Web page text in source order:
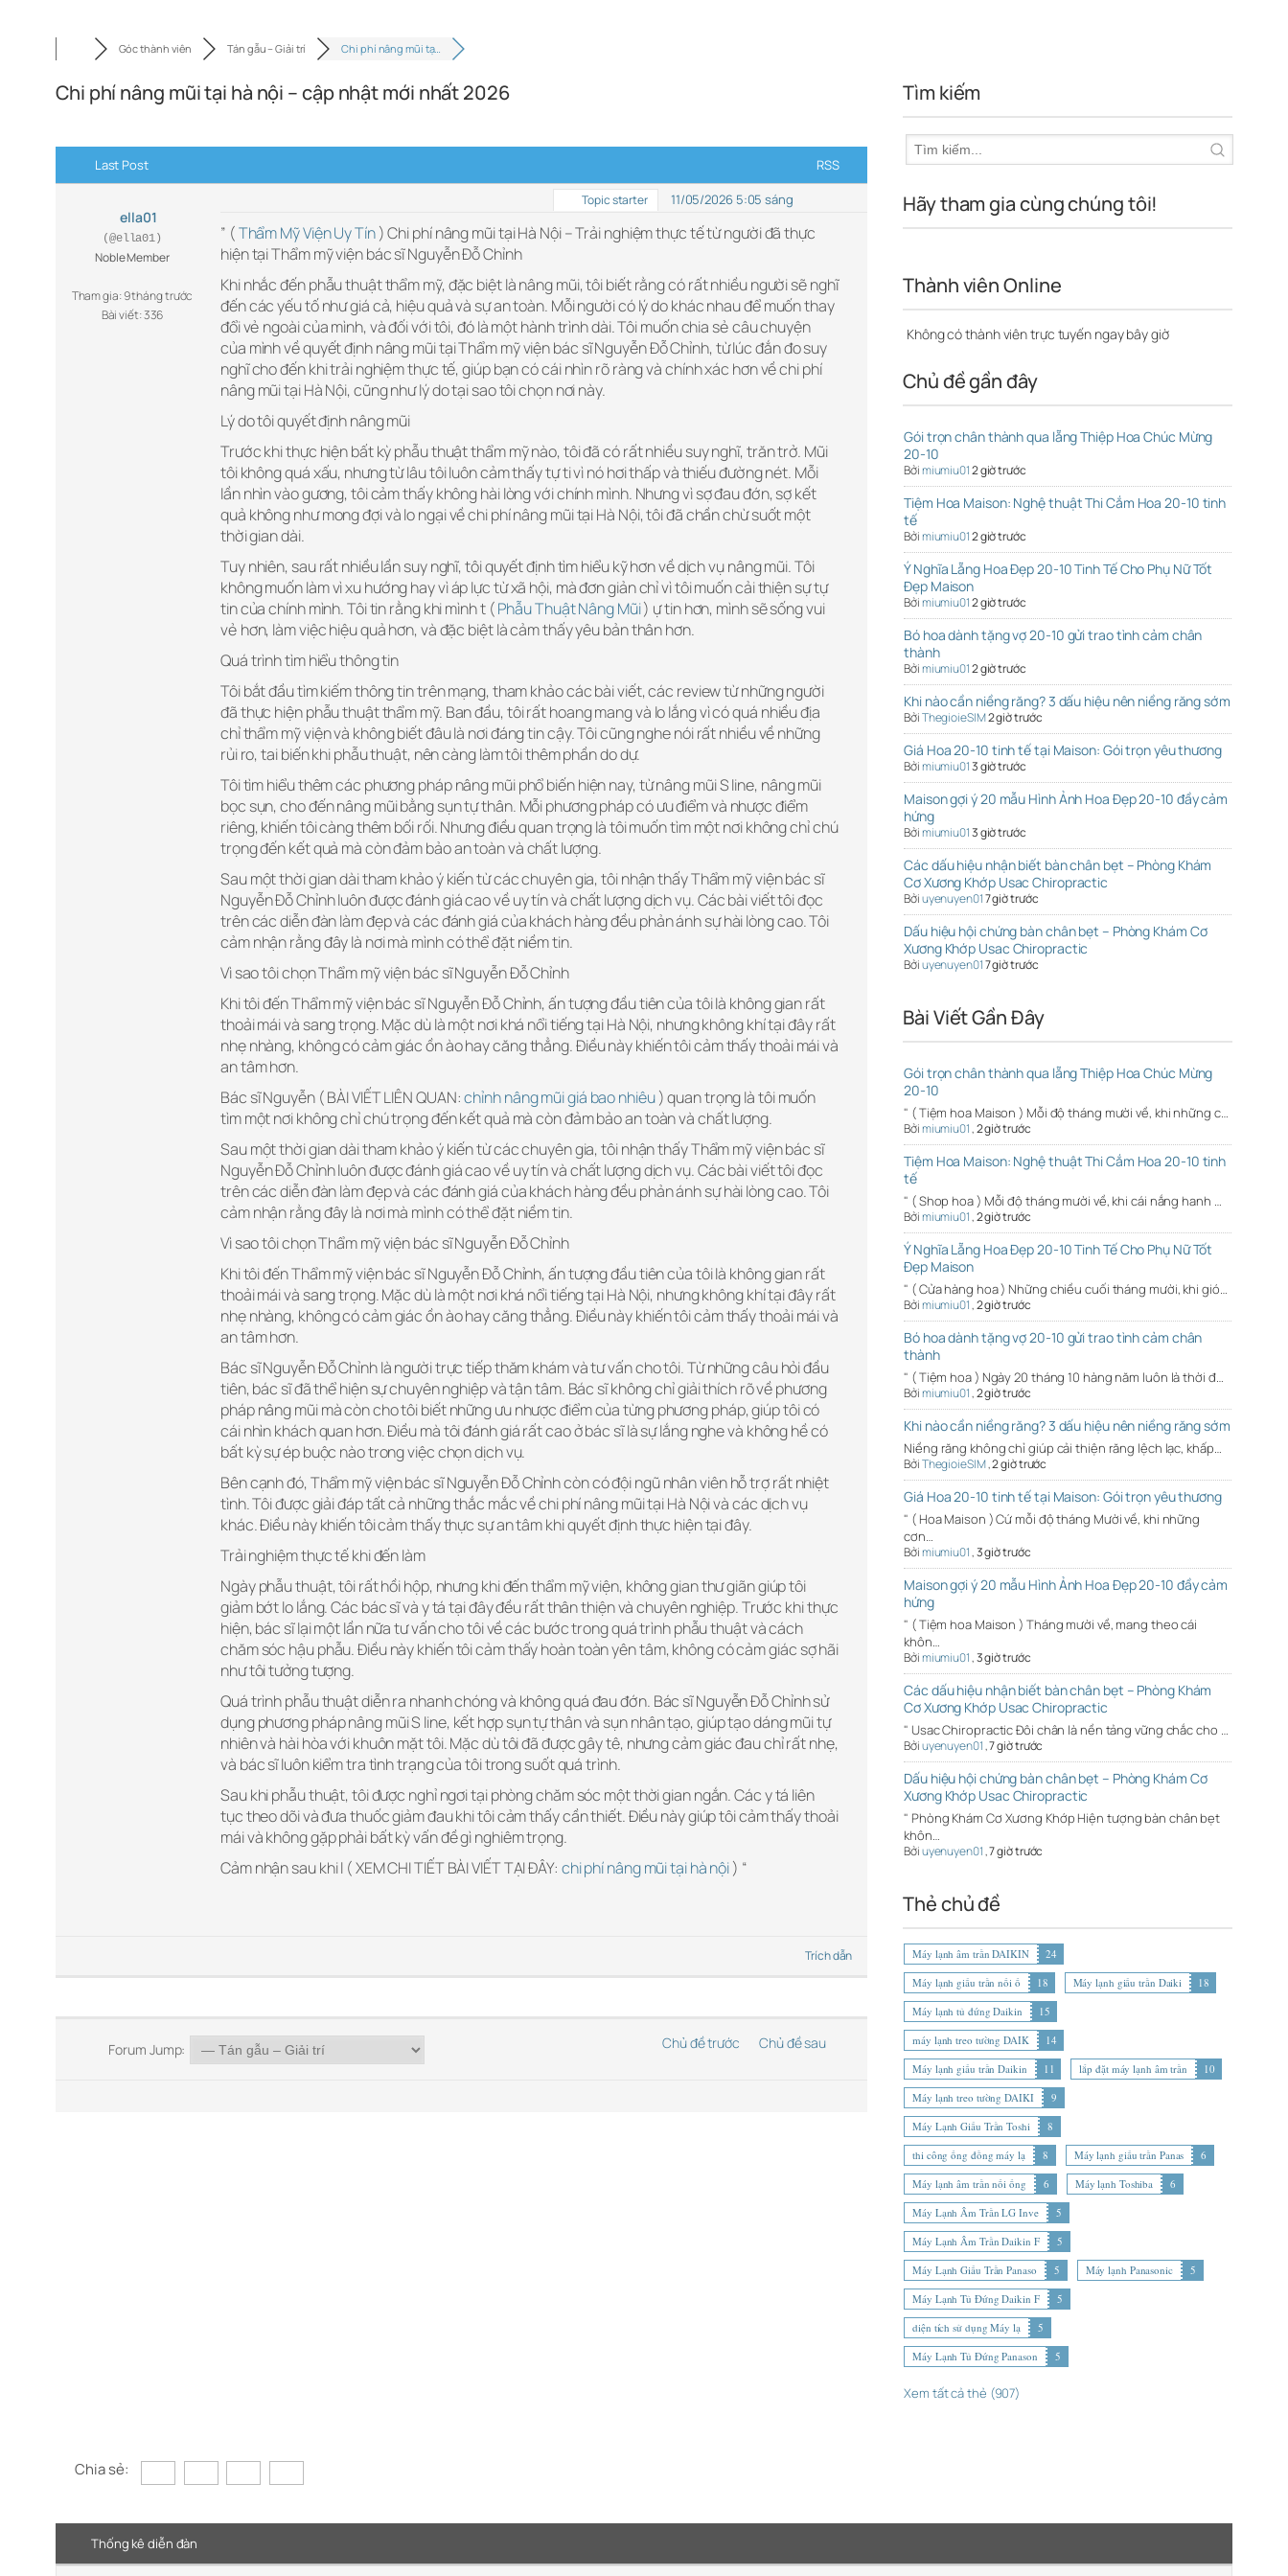
Góc thành viên Tán gẫu – Giải trí Chi phí nâng mũi tạ…
Chi phí nâng mũi tại hà nội – cập nhật mới nhất 2026
Last Post RSS
ella01
(@ella01)
Noble Member
Tham gia: 9 tháng trước
Bài viết: 336
Topic starter 11/05/2026 5:05 sáng
” (Thẩm Mỹ Viện Uy Tín) Chi phí nâng mũi tại Hà Nội – Trải nghiệm thực tế từ người đã thực
hiện tại Thẩm mỹ viện bác sĩ Nguyễn Đỗ Chỉnh
Khi nhắc đến phẫu thuật thẩm mỹ, đặc biệt là nâng mũi, tôi biết rằng có rất nhiều người sẽ nghĩ
đến các yếu tố như giá cả, hiệu quả và sự an toàn. Mỗi người có lý do khác nhau để muốn thay
đổi vẻ ngoài của mình, và đối với tôi, đó là một hành trình dài. Tôi muốn chia sẻ câu chuyện
của mình về quyết định nâng mũi tại Thẩm mỹ viện bác sĩ Nguyễn Đỗ Chỉnh, từ lúc đắn đo suy
nghĩ cho đến khi trải nghiệm thực tế, giúp bạn có cái nhìn rõ ràng và chính xác hơn về chi phí
nâng mũi tại Hà Nội, cũng như lý do tại sao tôi chọn nơi này.
Lý do tôi quyết định nâng mũi
Trước khi thực hiện bất kỳ phẫu thuật thẩm mỹ nào, tôi đã có rất nhiều suy nghĩ, trăn trở. Mũi
tôi không quá xấu, nhưng từ lâu tôi luôn cảm thấy tự ti vì nó hơi thấp và thiếu đường nét. Mỗi
lần nhìn vào gương, tôi cảm thấy không hài lòng với chính mình. Nhưng vì sợ đau đớn, sợ kết
quả không như mong đợi và lo ngại về chi phí nâng mũi tại Hà Nội, tôi đã chần chừ suốt một
thời gian dài.
Tuy nhiên, sau rất nhiều lần suy nghĩ, tôi quyết định tìm hiểu kỹ hơn về dịch vụ nâng mũi. Tôi
không muốn làm vì xu hướng hay vì áp lực từ xã hội, mà đơn giản chỉ vì tôi muốn cải thiện sự tự
tin của chính mình. Tôi tin rằng khi mình t (Phẫu Thuật Nâng Mũi) ự tin hơn, mình sẽ sống vui
vẻ hơn, làm việc hiệu quả hơn, và đặc biệt là cảm thấy yêu bản thân hơn.
Quá trình tìm hiểu thông tin
Tôi bắt đầu tìm kiếm thông tin trên mạng, tham khảo các bài viết, các review từ những người
đã thực hiện phẫu thuật thẩm mỹ. Ban đầu, tôi rất hoang mang và lo lắng vì có quá nhiều địa
chỉ thẩm mỹ viện và không biết đâu là nơi đáng tin cậy. Tôi cũng nghe nói rất nhiều về những
rủi ro, tai biến khi phẫu thuật, nên càng làm tôi thêm phần do dự.
Tôi tìm hiểu thêm các phương pháp nâng mũi phổ biến hiện nay, từ nâng mũi S line, nâng mũi
bọc sụn, cho đến nâng mũi bằng sụn tự thân. Mỗi phương pháp có ưu điểm và nhược điểm
riêng, khiến tôi càng thêm bối rối. Nhưng điều quan trọng là tôi muốn tìm một nơi không chỉ chú
trọng đến kết quả mà còn đảm bảo an toàn và chất lượng.
Sau một thời gian dài tham khảo ý kiến từ các chuyên gia, tôi nhận thấy Thẩm mỹ viện bác sĩ
Nguyễn Đỗ Chỉnh luôn được đánh giá cao về uy tín và chất lượng dịch vụ. Các bài viết tôi đọc
trên các diễn đàn làm đẹp và các đánh giá của khách hàng đều phản ánh sự hài lòng cao. Tôi
cảm nhận rằng đây là nơi mà mình có thể đặt niềm tin.
Vì sao tôi chọn Thẩm mỹ viện bác sĩ Nguyễn Đỗ Chỉnh
Khi tôi đến Thẩm mỹ viện bác sĩ Nguyễn Đỗ Chỉnh, ấn tượng đầu tiên của tôi là không gian rất
thoải mái và sang trọng. Mặc dù là một nơi khá nổi tiếng tại Hà Nội, nhưng không khí tại đây rất
nhẹ nhàng, không có cảm giác ồn ào hay căng thẳng. Điều này khiến tôi cảm thấy thoải mái và
an tâm hơn.
Bác sĩ Nguyễn ( BÀI VIẾT LIÊN QUAN:chỉnh nâng mũi giá bao nhiêu) quan trọng là tôi muốn
tìm một nơi không chỉ chú trọng đến kết quả mà còn đảm bảo an toàn và chất lượng.
Sau một thời gian dài tham khảo ý kiến từ các chuyên gia, tôi nhận thấy Thẩm mỹ viện bác sĩ
Nguyễn Đỗ Chỉnh luôn được đánh giá cao về uy tín và chất lượng dịch vụ. Các bài viết tôi đọc
trên các diễn đàn làm đẹp và các đánh giá của khách hàng đều phản ánh sự hài lòng cao. Tôi
cảm nhận rằng đây là nơi mà mình có thể đặt niềm tin.
Vì sao tôi chọn Thẩm mỹ viện bác sĩ Nguyễn Đỗ Chỉnh
Khi tôi đến Thẩm mỹ viện bác sĩ Nguyễn Đỗ Chỉnh, ấn tượng đầu tiên của tôi là không gian rất
thoải mái và sang trọng. Mặc dù là một nơi khá nổi tiếng tại Hà Nội, nhưng không khí tại đây rất
nhẹ nhàng, không có cảm giác ồn ào hay căng thẳng. Điều này khiến tôi cảm thấy thoải mái và
an tâm hơn.
Bác sĩ Nguyễn Đỗ Chỉnh là người trực tiếp thăm khám và tư vấn cho tôi. Từ những câu hỏi đầu
tiên, bác sĩ đã thể hiện sự chuyên nghiệp và tận tâm. Bác sĩ không chỉ giải thích rõ về phương
pháp nâng mũi mà còn cho tôi biết những ưu nhược điểm của từng phương pháp, giúp tôi có
cái nhìn khách quan hơn. Điều mà tôi đánh giá rất cao ở bác sĩ là sự lắng nghe và không hề có
bất kỳ sự ép buộc nào trong việc chọn dịch vụ.
Bên cạnh đó, Thẩm mỹ viện bác sĩ Nguyễn Đỗ Chỉnh còn có đội ngũ nhân viên hỗ trợ rất nhiệt
tình. Tôi được giải đáp tất cả những thắc mắc về chi phí nâng mũi tại Hà Nội và các dịch vụ
khác. Điều này khiến tôi cảm thấy thực sự an tâm khi quyết định thực hiện tại đây.
Trải nghiệm thực tế khi đến làm
Ngày phẫu thuật, tôi rất hồi hộp, nhưng khi đến thẩm mỹ viện, không gian thư giãn giúp tôi
giảm bớt lo lắng. Các bác sĩ và y tá tại đây đều rất thân thiện và chuyên nghiệp. Trước khi thực
hiện, bác sĩ lại một lần nữa tư vấn cho tôi về các bước trong quá trình phẫu thuật và cách
chăm sóc hậu phẫu. Điều này khiến tôi cảm thấy hoàn toàn yên tâm, không có cảm giác sợ hãi
như tôi tưởng tượng.
Quá trình phẫu thuật diễn ra nhanh chóng và không quá đau đớn. Bác sĩ Nguyễn Đỗ Chỉnh sử
dụng phương pháp nâng mũi S line, kết hợp sụn tự thân và sụn nhân tạo, giúp tạo dáng mũi tự
nhiên và hài hòa với khuôn mặt tôi. Mặc dù tôi đã được gây tê, nhưng cảm giác đau chỉ rất nhẹ,
và bác sĩ luôn kiểm tra tình trạng của tôi trong suốt quá trình.
Sau khi phẫu thuật, tôi được nghỉ ngơi tại phòng chăm sóc một thời gian ngắn. Các y tá liên
tục theo dõi và đưa thuốc giảm đau khi tôi cảm thấy cần thiết. Điều này giúp tôi cảm thấy thoải
mái và không gặp phải bất kỳ vấn đề gì nghiêm trọng.
Cảm nhận sau khi l ( XEM CHI TIẾT BÀI VIẾT TẠI ĐÂY: chi phí nâng mũi tại hà nội) “
Trích dẫn
Forum Jump: Chủ đề trước Chủ đề sau
Tìm kiếm
Hãy tham gia cùng chúng tôi!
Thành viên Online
Không có thành viên trực tuyến ngay bây giờ
Chủ đề gần đây
Gói trọn chân thành qua lẵng Thiệp Hoa Chúc Mừng
20-10
Bởimiumiu012 giờ trước
Tiệm Hoa Maison: Nghệ thuật Thi Cắm Hoa 20-10 tinh
tế
Bởimiumiu012 giờ trước
Ý Nghĩa Lẵng Hoa Đẹp 20-10 Tinh Tế Cho Phụ Nữ Tốt
Đẹp Maison
Bởimiumiu012 giờ trước
Bó hoa dành tặng vợ 20-10 gửi trao tình cảm chân
thành
Bởimiumiu012 giờ trước
Khi nào cần niềng răng? 3 dấu hiệu nên niềng răng sớm
BởiThegioieSIM2 giờ trước
Giá Hoa 20-10 tinh tế tại Maison: Gói trọn yêu thương
Bởimiumiu013 giờ trước
Maison gợi ý 20 mẫu Hình Ảnh Hoa Đẹp 20-10 đầy cảm
hứng
Bởimiumiu013 giờ trước
Các dấu hiệu nhận biết bàn chân bẹt – Phòng Khám
Cơ Xương Khớp Usac Chiropractic
Bởiuyenuyen017 giờ trước
Dấu hiệu hội chứng bàn chân bẹt – Phòng Khám Cơ
Xương Khớp Usac Chiropractic
Bởiuyenuyen017 giờ trước
Bài Viết Gần Đây
Gói trọn chân thành qua lẵng Thiệp Hoa Chúc Mừng
20-10
" ( Tiệm hoa Maison ) Mỗi độ tháng mười về, khi những c…
Bởimiumiu01,2 giờ trước
Tiệm Hoa Maison: Nghệ thuật Thi Cắm Hoa 20-10 tinh
tế
" ( Shop hoa ) Mỗi độ tháng mười về, khi cái nắng hanh …
Bởimiumiu01,2 giờ trước
Ý Nghĩa Lẵng Hoa Đẹp 20-10 Tinh Tế Cho Phụ Nữ Tốt
Đẹp Maison
" ( Cửa hàng hoa ) Những chiều cuối tháng mười, khi gió…
Bởimiumiu01,2 giờ trước
Bó hoa dành tặng vợ 20-10 gửi trao tình cảm chân
thành
" ( Tiệm hoa ) Ngày 20 tháng 10 hàng năm luôn là thời đ…
Bởimiumiu01,2 giờ trước
Khi nào cần niềng răng? 3 dấu hiệu nên niềng răng sớm
Niềng răng không chỉ giúp cải thiện răng lệch lạc, khấp…
BởiThegioieSIM,2 giờ trước
Giá Hoa 20-10 tinh tế tại Maison: Gói trọn yêu thương
" ( Hoa Maison ) Cứ mỗi độ tháng Mười về, khi những
cơn…
Bởimiumiu01,3 giờ trước
Maison gợi ý 20 mẫu Hình Ảnh Hoa Đẹp 20-10 đầy cảm
hứng
" ( Tiệm hoa Maison ) Tháng mười về, mang theo cái
khôn…
Bởimiumiu01,3 giờ trước
Các dấu hiệu nhận biết bàn chân bẹt – Phòng Khám
Cơ Xương Khớp Usac Chiropractic
" Usac Chiropractic Đôi chân là nền tảng vững chắc cho …
Bởiuyenuyen01,7 giờ trước
Dấu hiệu hội chứng bàn chân bẹt – Phòng Khám Cơ
Xương Khớp Usac Chiropractic
" Phòng Khám Cơ Xương Khớp Hiện tượng bàn chân bẹt
khôn…
Bởiuyenuyen01,7 giờ trước
Thẻ chủ đề
Máy lạnh âm trần DAIKIN
24
Máy lạnh giấu trần nối ố
18 Máy lạnh giấu trần Daiki
18
Máy lạnh tủ đứng Daikin
15
máy lạnh treo tường DAIK
14
Máy lạnh giấu trần Daikin
11 lắp đặt máy lạnh âm trần
10
Máy lạnh treo tường DAIKI
9
Máy Lạnh Giấu Trần Toshi
8
thi công ống đồng máy lạ
8 Máy lạnh giấu trần Panas
6
Máy lạnh âm trần nối ống
6 Máy lạnh Toshiba
6
Máy Lạnh Âm Trần LG Inve
5
Máy Lạnh Âm Trần Daikin F
5
Máy Lạnh Giấu Trần Panaso
5 Máy lạnh Panasonic
5
Máy Lạnh Tủ Đứng Daikin F
5
diện tích sử dụng Máy lạ
5
Máy Lạnh Tủ Đứng Panason
5
Xem tất cả thẻ (907)
Chia sẻ:
Thống kê diễn đàn